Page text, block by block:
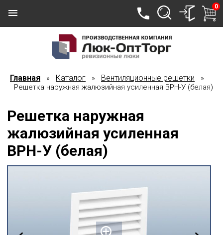
0
Главная » Каталог » Вентиляционные решетки »
Решетка наружная жалюзийная усиленная ВРН-У (белая)
Решетка наружная
жалюзийная усиленная
ВРН-У (белая)